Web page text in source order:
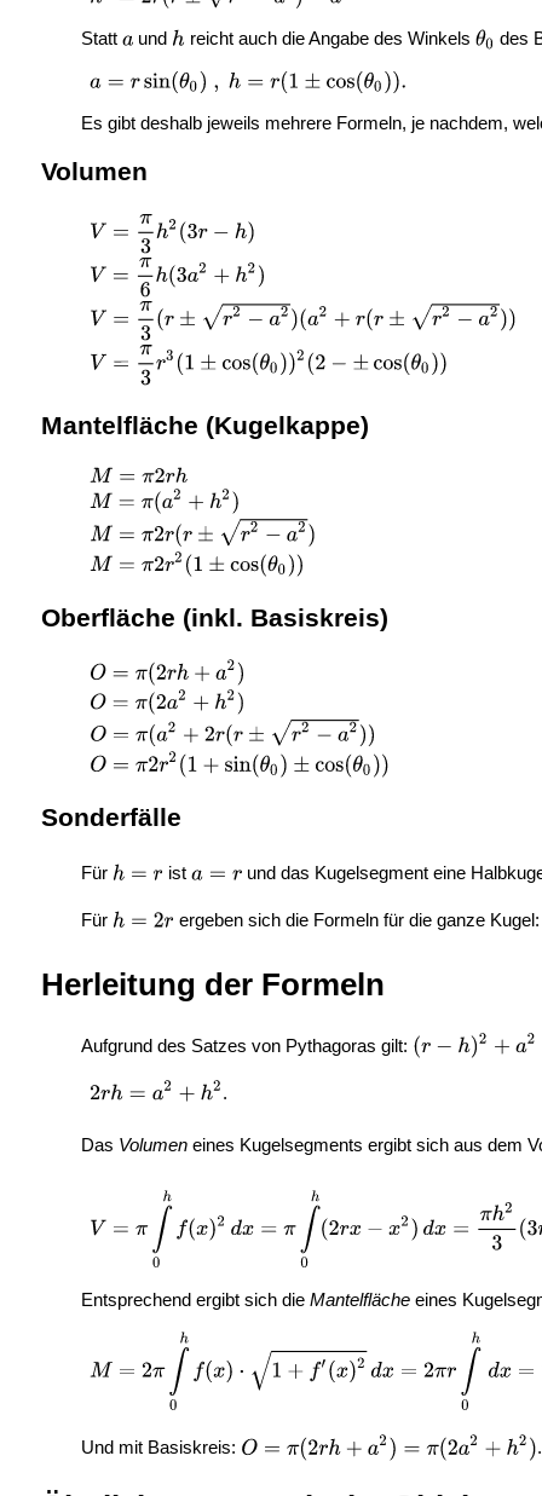
Statt und reicht auch die Angabe des Winkels des
Es gibt deshalb jeweils mehrere Formeln, je nachdem,
Volumen
Mantelfläche (Kugelkappe)
Oberfläche (inkl. Basiskreis)
Sonderfälle
Für ist und das Kugelsegment eine
Für ergeben sich die Formeln für die ganze
Herleitung der Formeln
Aufgrund des Satzes von Pythagoras gilt:
.
Das Volumeneines Kugelsegments ergibt sich aus dem
Entsprechend ergibt sich die Mantelflächeeines
Und mit Basiskreis: .